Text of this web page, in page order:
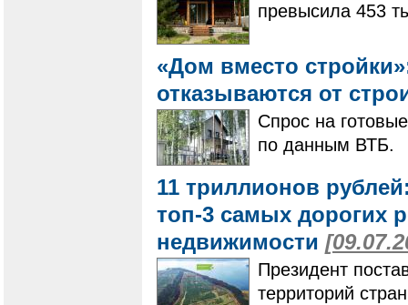
превысила 453
«Дом вместо
отказываются от
Спрос на
по данным ВТБ.
11 триллионов
топ-3 самых дорогих
недвижимости
Президент
территорий